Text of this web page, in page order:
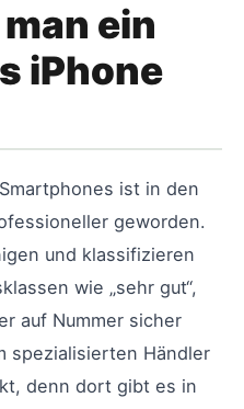
ein
iPhone
ist in den
geworden.
und klassifizieren
wie „sehr gut“,
auf Nummer sicher
spezialisierten Händler
denn dort gibt es in